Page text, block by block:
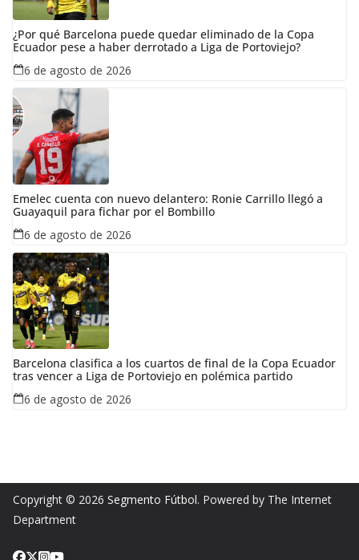
¿Por qué Barcelona puede quedar eliminado de la Copa
Ecuador pese a haber derrotado a Liga de Portoviejo?
6 de agosto de 2026
Emelec cuenta con nuevo delantero: Ronie Carrillo llegó a
Guayaquil para fichar por el Bombillo
6 de agosto de 2026
Barcelona clasifica a los cuartos de final de la Copa Ecuador
tras vencer a Liga de Portoviejo en polémica partido
6 de agosto de 2026
Copyright © 2026 Segmento Fútbol. Powered by The Internet
Department